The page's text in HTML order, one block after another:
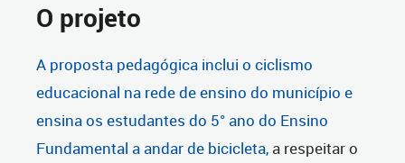
O projeto
A proposta pedagógica inclui o ciclismo
educacional na rede de ensino do município e
ensina os estudantes do 5° ano do Ensino
Fundamental a andar de bicicleta, a respeitar o